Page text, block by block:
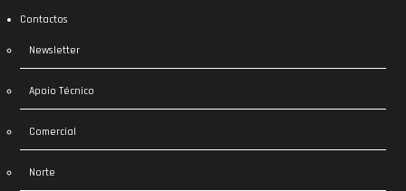
Contactos
Newsletter
Apoio Técnico
Comercial
Norte